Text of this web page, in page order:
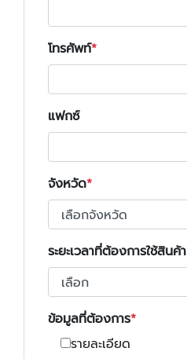
โทรศัพท์
แฟกซ์
จังหวัด
ระยะเวลาที่ต้องการใช้สินค้า
ข้อมูลที่ต้องการ
รายละเอียด